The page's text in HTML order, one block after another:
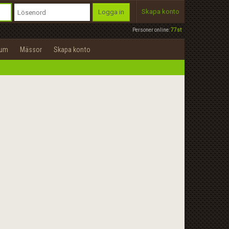
Personer online:77st
Logga in Skapa konto
Mässor Skapa konto